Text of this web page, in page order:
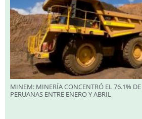
MINEM: MINERÍA CONCENTRÓ EL 76.1%
PERUANAS ENTRE ENERO Y ABRIL